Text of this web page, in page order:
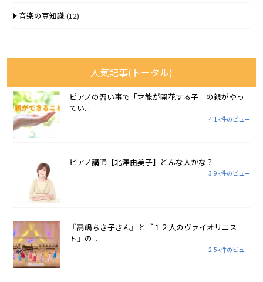
音楽の豆知識(12)
人気記事(トータル)
ピアノの習い事で「才能が開花する子」の親がやっ
てい...
4.1k件のビュー
ピアノ講師【北澤由美子】どんな人かな？
3.9k件のビュー
『高嶋ちさ子さん』と『１２人のヴァイオリニス
ト』の...
2.5k件のビュー